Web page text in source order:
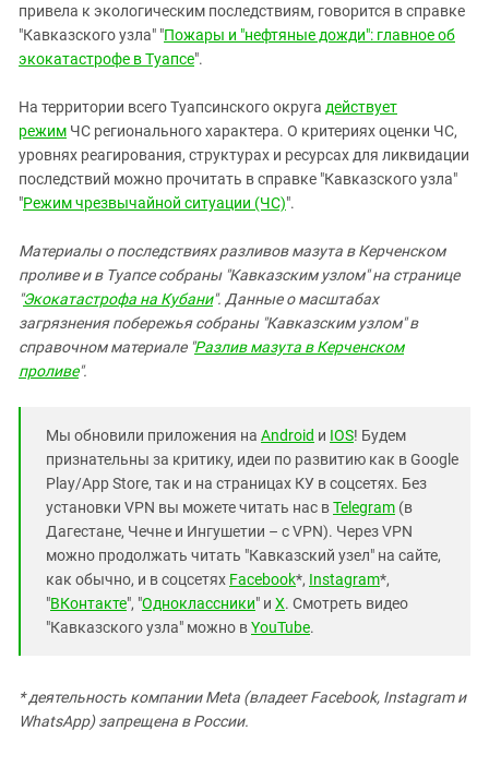
привела к экологическим последствиям, говорится в справке
"Кавказского узла" "Пожары и "нефтяные дожди": главное об
экокатастрофе в Туапсе".
На территории всего Туапсинского округа действует
режим ЧС регионального характера. О критериях оценки ЧС,
уровнях реагирования, структурах и ресурсах для ликвидации
последствий можно прочитать в справке "Кавказского узла"
"Режим чрезвычайной ситуации (ЧС)".
Материалы о последствиях разливов мазута в Керченском
проливе и в Туапсе собраны "Кавказским узлом" на странице
"Экокатастрофа на Кубани". Данные о масштабах
загрязнения побережья собраны "Кавказским узлом" в
справочном материале "Разлив мазута в Керченском
проливе".
Мы обновили приложения на Android и IOS! Будем
признательны за критику, идеи по развитию как в Google
Play/App Store, так и на страницах КУ в соцсетях. Без
установки VPN вы можете читать нас вTelegram (в
Дагестане, Чечне и Ингушетии – с VPN). Через VPN
можно продолжать читать "Кавказский узел" на сайте,
как обычно, и в соцсетях Facebook*, Instagram*,
"ВКонтакте", "Одноклассники" и X. Смотреть видео
"Кавказского узла" можно вYouTube.
* деятельность компании Meta (владеет Facebook, Instagram и
WhatsApp) запрещена в России.